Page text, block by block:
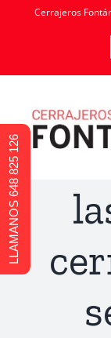
Cerrajeros
LLAMANOS 648 825 126